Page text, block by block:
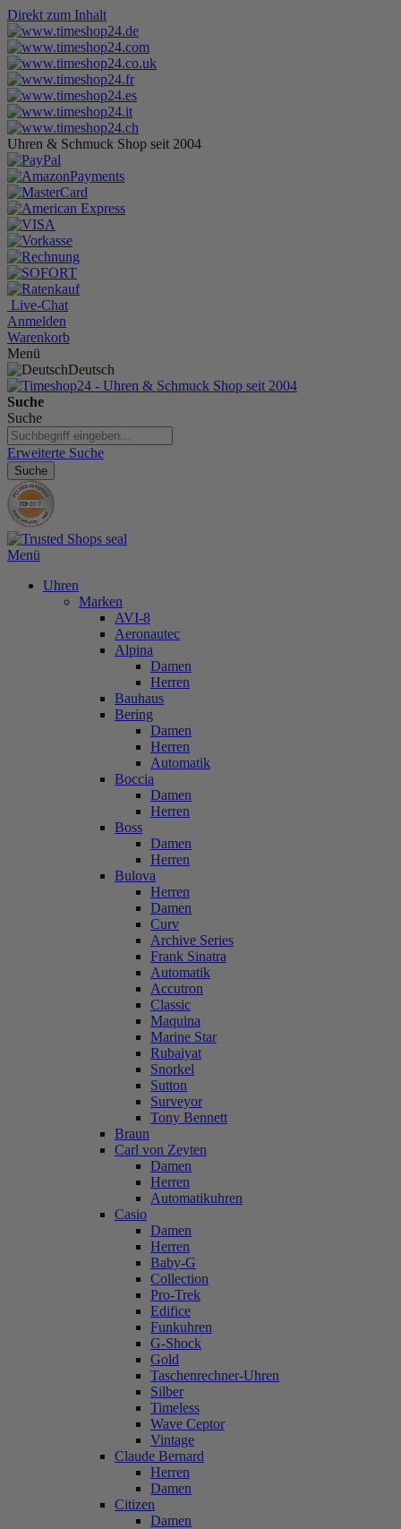
Direkt zum Inhalt
Uhren & Schmuck Shop seit 2004
Live-Chat
Anmelden
Warenkorb
Menü
Deutsch
Suche
Suche
Erweiterte Suche
Suche
Menü
Uhren
Marken
AVI-8
Aeronautec
Alpina
Damen
Herren
Bauhaus
Bering
Damen
Herren
Automatik
Boccia
Damen
Herren
Boss
Damen
Herren
Bulova
Herren
Damen
Curv
Archive Series
Frank Sinatra
Automatik
Accutron
Classic
Maquina
Marine Star
Rubaiyat
Snorkel
Sutton
Surveyor
Tony Bennett
Braun
Carl von Zeyten
Damen
Herren
Automatikuhren
Casio
Damen
Herren
Baby-G
Collection
Pro-Trek
Edifice
Funkuhren
G-Shock
Gold
Taschenrechner-Uhren
Silber
Timeless
Wave Ceptor
Vintage
Claude Bernard
Herren
Damen
Citizen
Damen